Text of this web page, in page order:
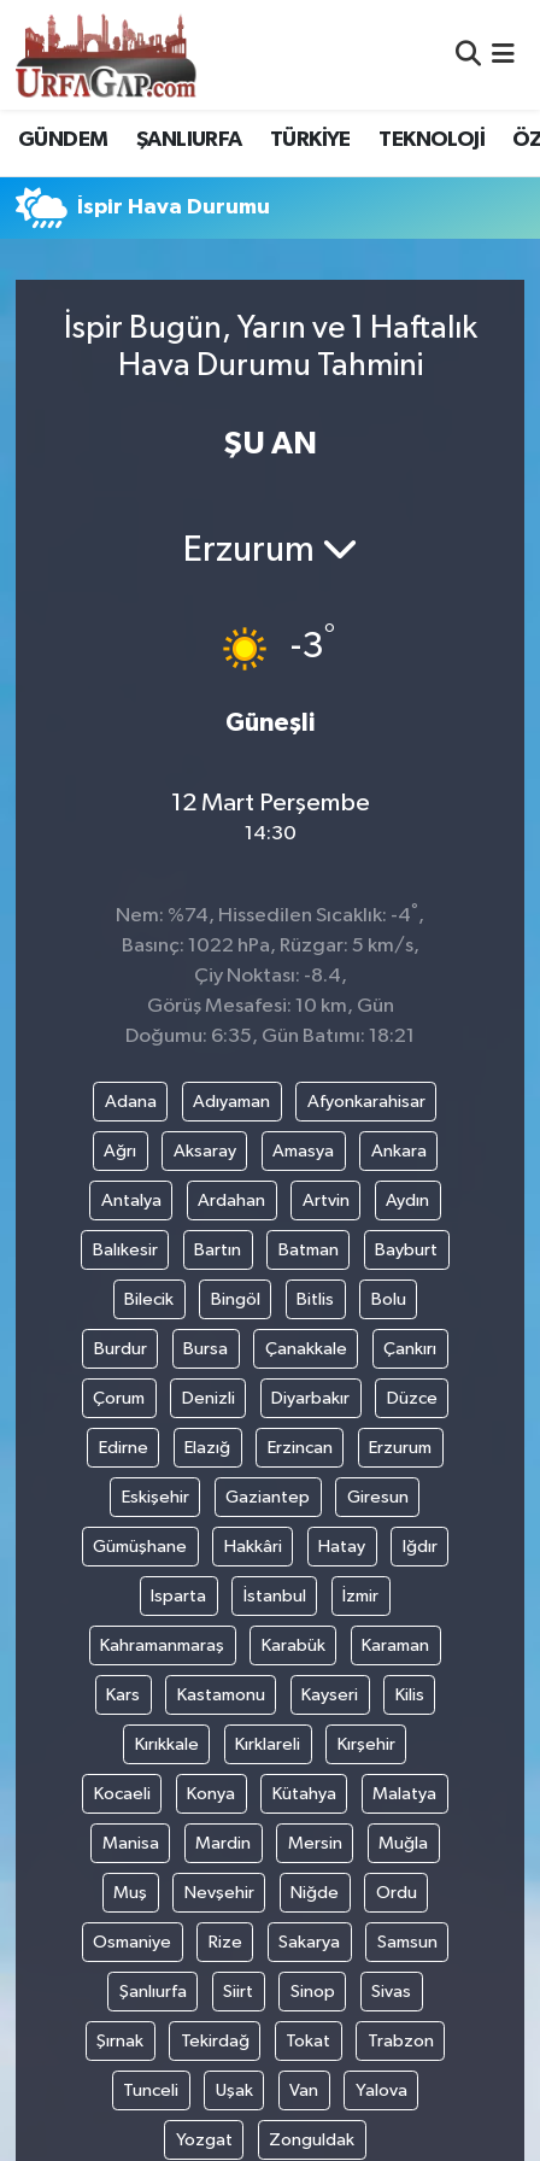
GÜNDEM ŞANLIURFA TÜRKİYE TEKNOLOJİ
İspir Hava Durumu
İspir Bugün, Yarın ve 1 Haftalık
Hava Durumu Tahmini
ŞU AN
Erzurum
-3°
Güneşli
12 Mart Perşembe
14:30
Nem: %74, Hissedilen Sıcaklık: -4° ,
Basınç: 1022 hPa, Rüzgar: 5 km/s,
Çiy Noktası: -8.4,
Görüş Mesafesi: 10 km, Gün
Doğumu: 6:35, Gün Batımı: 18:21
Adana Adıyaman Afyonkarahisar
Ağrı Aksaray Amasya Ankara
Antalya Ardahan Artvin Aydın
Balıkesir Bartın Batman Bayburt
Bilecik Bingöl Bitlis Bolu
Burdur Bursa Çanakkale Çankırı
Çorum Denizli Diyarbakır Düzce
Edirne Elazığ Erzincan Erzurum
Eskişehir Gaziantep Giresun
Gümüşhane Hakkâri Hatay Iğdır
Isparta İstanbul İzmir
Kahramanmaraş Karabük Karaman
Kars Kastamonu Kayseri Kilis
Kırıkkale Kırklareli Kırşehir
Kocaeli Konya Kütahya Malatya
Manisa Mardin Mersin Muğla
Muş Nevşehir Niğde Ordu
Osmaniye Rize Sakarya Samsun
Şanlıurfa Siirt Sinop Sivas
Şırnak Tekirdağ Tokat Trabzon
Tunceli Uşak Van Yalova
Yozgat Zonguldak
Nöbetçi Eczaneler
Hava Durumu
Namaz Vakitleri
Trafik Durumu
Süper Lig Puan Durumu ve Fikstür
Son Dakika Haberleri